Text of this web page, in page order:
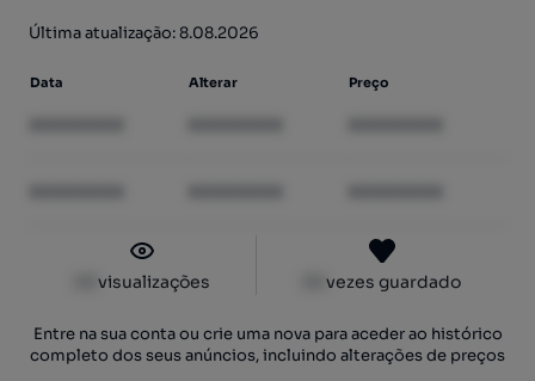
Última atualização: 8.08.2026
Data Alterar Preço
visualizações vezes guardado
Entre na sua conta ou crie uma nova para aceder ao histórico
completo dos seus anúncios, incluindo alterações de preços